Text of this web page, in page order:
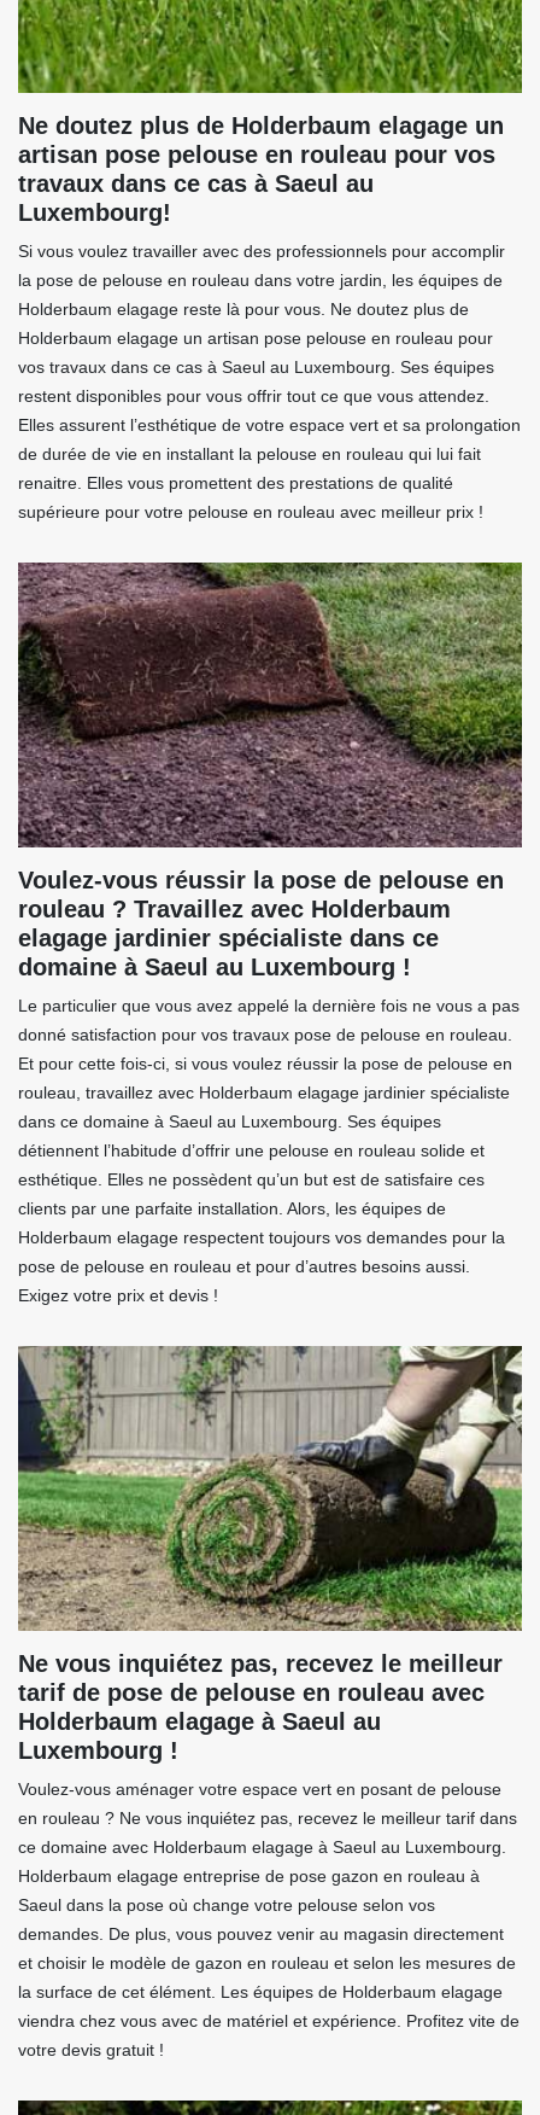
Ne doutez plus de Holderbaum elagage un
artisan pose pelouse en rouleau pour vos
travaux dans ce cas à Saeul au
Luxembourg!
Si vous voulez travailler avec des professionnels pour accomplir
la pose de pelouse en rouleau dans votre jardin, les équipes de
Holderbaum elagage reste là pour vous. Ne doutez plus de
Holderbaum elagage un artisan pose pelouse en rouleau pour
vos travaux dans ce cas à Saeul au Luxembourg. Ses équipes
restent disponibles pour vous offrir tout ce que vous attendez.
Elles assurent l’esthétique de votre espace vert et sa prolongation
de durée de vie en installant la pelouse en rouleau qui lui fait
renaitre. Elles vous promettent des prestations de qualité
supérieure pour votre pelouse en rouleau avec meilleur prix !
Voulez-vous réussir la pose de pelouse en
rouleau ? Travaillez avec Holderbaum
elagage jardinier spécialiste dans ce
domaine à Saeul au Luxembourg !
Le particulier que vous avez appelé la dernière fois ne vous a pas
donné satisfaction pour vos travaux pose de pelouse en rouleau.
Et pour cette fois-ci, si vous voulez réussir la pose de pelouse en
rouleau, travaillez avec Holderbaum elagage jardinier spécialiste
dans ce domaine à Saeul au Luxembourg. Ses équipes
détiennent l’habitude d’offrir une pelouse en rouleau solide et
esthétique. Elles ne possèdent qu’un but est de satisfaire ces
clients par une parfaite installation. Alors, les équipes de
Holderbaum elagage respectent toujours vos demandes pour la
pose de pelouse en rouleau et pour d’autres besoins aussi.
Exigez votre prix et devis !
Ne vous inquiétez pas, recevez le meilleur
tarif de pose de pelouse en rouleau avec
Holderbaum elagage à Saeul au
Luxembourg !
Voulez-vous aménager votre espace vert en posant de pelouse
en rouleau ? Ne vous inquiétez pas, recevez le meilleur tarif dans
ce domaine avec Holderbaum elagage à Saeul au Luxembourg.
Holderbaum elagage entreprise de pose gazon en rouleau à
Saeul dans la pose où change votre pelouse selon vos
demandes. De plus, vous pouvez venir au magasin directement
et choisir le modèle de gazon en rouleau et selon les mesures de
la surface de cet élément. Les équipes de Holderbaum elagage
viendra chez vous avec de matériel et expérience. Profitez vite de
votre devis gratuit !